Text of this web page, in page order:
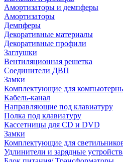
Амортизаторы и демпферы
Амортизаторы
Демпферы
Декоративные материалы
Декоративные профили
Заглушки
Вентиляционная решетка
Соединители ДВП
Замки
Комплектующие для
Кабель-канал
Направляющие под клавиатуру
Полка под клавиатуру
Кассетницы для CD и DVD
Замки
Комплектующие для
Удлинители и зарядные